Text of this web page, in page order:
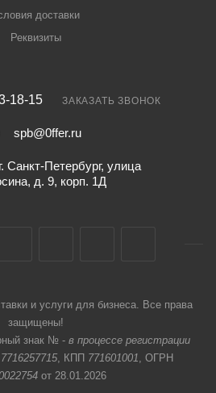
доставки
Реквизиты
18-15 ЗАКАЗАТЬ ЗВОНОК
spb@0ffer.ru
Санкт-Петербург, улица
д. 9, корп. 1Д
и услуги для бизнеса. Все права
защищены!
знак № - в процессе регистрации
7716257715, КПП 771601001, ОГРН
от 28.01.2026